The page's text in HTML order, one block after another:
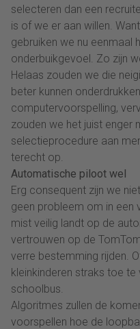
selecteren dan een
is of we er aan willen.
gebruiken we nu eenmaal
onderbuikgevoel. Zo zijn
Helaas zouden we die
beter kunnen
computervoorspelling,
zouden we het juist enger
selectieprocedure aan
terecht op.
Automatische piloot wel
Erg consequent zijn we
geen probleem om in een
mist veilig landt op de
vertrouwen op de
verre bestemming rijden.
kleinkinderen straks toe
schoolbus.
Algoritmes zullen de
voorspellen hoe de